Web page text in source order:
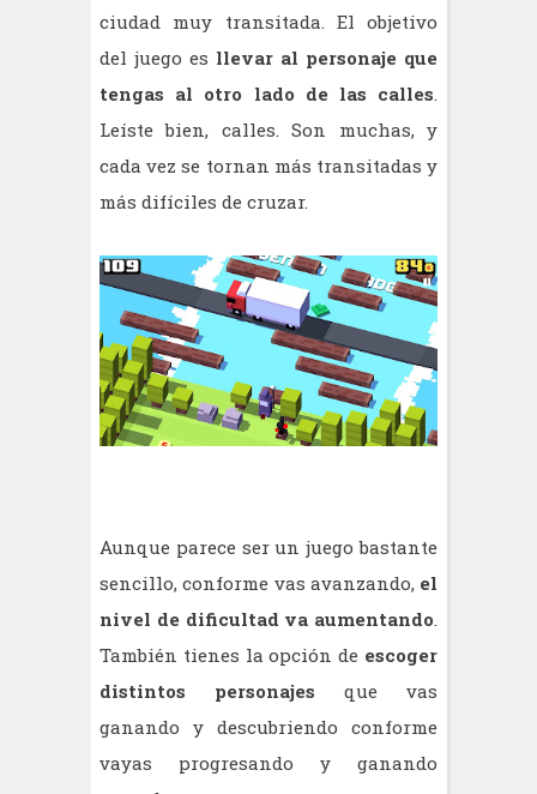
ciudad muy transitada. El objetivo
del juego es llevar al personaje que
tengas al otro lado de las calles.
Leíste bien, calles. Son muchas, y
cada vez se tornan más transitadas y
más difíciles de cruzar.
Aunque parece ser un juego bastante
sencillo, conforme vas avanzando, el
nivel de dificultad va aumentando
También tienes la opción de escoger
distintos personajes que vas
ganando y descubriendo conforme
vayas progresando y ganando